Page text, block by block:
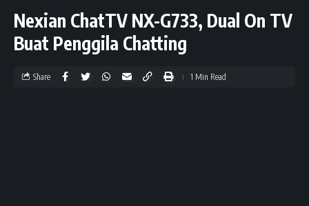
Nexian ChatTV NX-G733, Dual On TV
Buat Penggila Chatting
Share 1 Min Read